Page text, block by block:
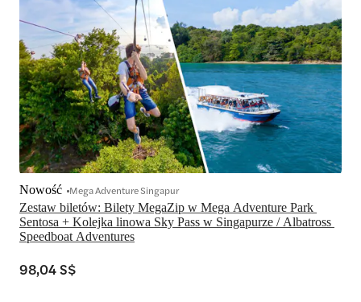
Zestaw biletów: Bilety MegaZip w Mega Adventure Park
Sentosa + Kolejka linowa Sky Pass w Singapurze / Albatross
Speedboat Adventures
Nowość Mega Adventure Singapur
98,04 S$